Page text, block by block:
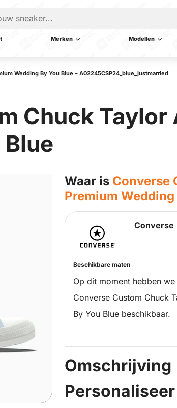
Merken Modellen
Wedding By You Blue – A02245CSP24_blue_justmarried
Chuck Taylor
Waar is Converse
Premium Wedding
Converse
Beschikbare maten
Op dit moment hebben
Converse Custom Chuck
By You Blue beschikbaar.
Omschrijving